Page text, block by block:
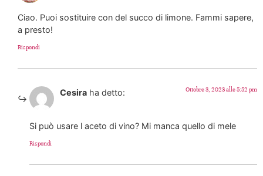
Ciao. Puoi sostituire con del succo di limone. Fammi sapere,
a presto!
Rispondi
Cesira ha detto: Ottobre 3, 2023 alle 5:52 pm
Si può usare l aceto di vino? Mi manca quello di mele
Rispondi